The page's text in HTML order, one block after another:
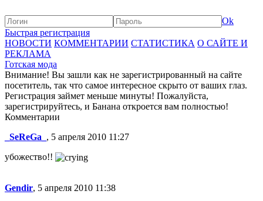
Ok
Быстрая регистрация
НОВОСТИ КОММЕНТАРИИ СТАТИСТИКА О САЙТЕ И
РЕКЛАМА
Готская мода
Внимание! Вы зашли как не зарегистрированный на сайте
посетитель, так что самое интересное скрыто от ваших глаз.
Регистрация займет меньше минуты! Пожалуйста,
зарегистрируйтесь, и Банана откроется вам полностью!
Комментарии
_SeReGa_ , 5 апреля 2010 11:27
убожество!!
Gendir, 5 апреля 2010 11:38